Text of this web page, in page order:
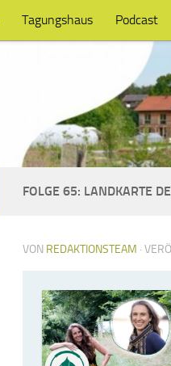
Tagungshaus Podcast
FOLGE 65: LANDKARTE
VON REDAKTIONSTEAM ·